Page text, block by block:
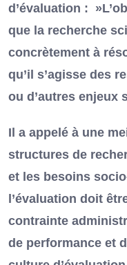
d’évaluation :
que la recherche
concrètement à
qu’il s’agisse des
ou d’autres enjeux
Il a appelé à une
structures de
et les besoins
l’évaluation doit
contrainte
de performance et